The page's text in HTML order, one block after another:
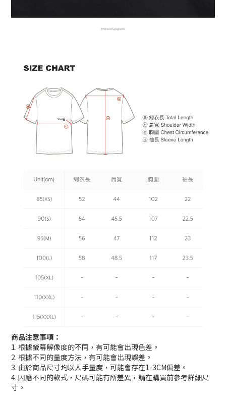
商品注意事項：
1. 根據螢幕解像度的不同，有可能會出現色差。
2. 根據不同的量度方法，有可能會出現誤差。
3. 由於商品尺寸均以人手量度，可能會存在1-3CM偏差。
4. 因應不同的款式，尺碼可能有所差異，請在購買前參考詳細尺
寸。